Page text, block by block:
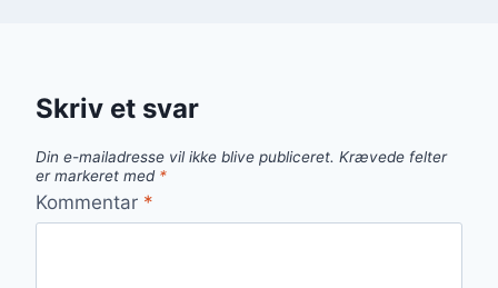
Skriv et svar
Din e-mailadresse vil ikke blive publiceret. Krævede felter
er markeret med *
Kommentar *